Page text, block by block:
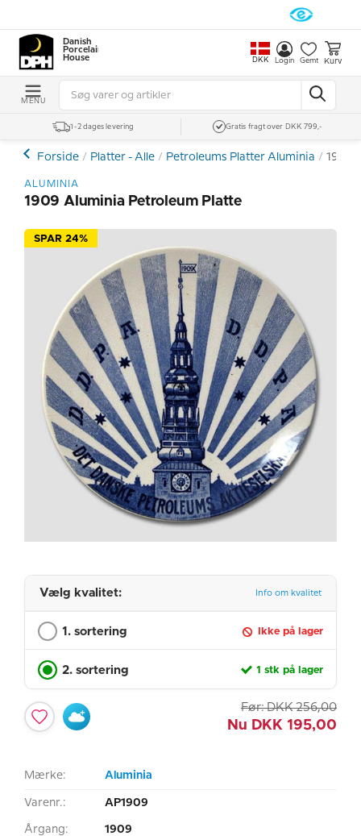
Danish
Porcelain
House
DKK Login Gemt Kurv
MENU
1-2 dages levering Gratis fragt over DKK 799,-
Forside Platter - Alle Petroleums Platter Aluminia 1909
ALUMINIA
1909 Aluminia Petroleum Platte
SPAR 24%
Vælg kvalitet: Info om kvalitet
1. sortering Ikke på lager
2. sortering 1 stk på lager
Før: DKK 256,00
Nu DKK 195,00
Mærke: Aluminia
Varenr.: AP1909
Årgang: 1909